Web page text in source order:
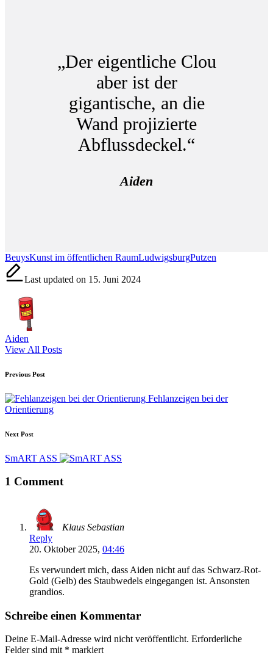
„Der eigentliche Clou
aber ist der
gigantische, an die
Wand projizierte
Abflussdeckel.“
Aiden
Tags:
BeuysKunst im öffentlichen RaumLudwigsburgPutzen
Last updated on 15. Juni 2024
Aiden
View All Posts
Post
navigation
Previous Post
Fehlanzeigen bei der
Orientierung
Next Post
SmART ASS
1 Comment
Klaus Sebastian
Reply
20. Oktober 2025, 04:46
Es verwundert mich, dass Aiden nicht auf das Schwarz-Rot-
Gold (Gelb) des Staubwedels eingegangen ist. Ansonsten
grandios.
Schreibe einen Kommentar
Deine E-Mail-Adresse wird nicht veröffentlicht. Erforderliche
Felder sind mit * markiert